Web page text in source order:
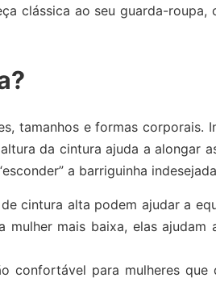
clássica ao seu guarda-roupa,
tamanhos e formas corporais.
da cintura ajuda a alongar
a barriguinha
cintura alta podem ajudar a
mais baixa, elas ajudam
confortável para mulheres que